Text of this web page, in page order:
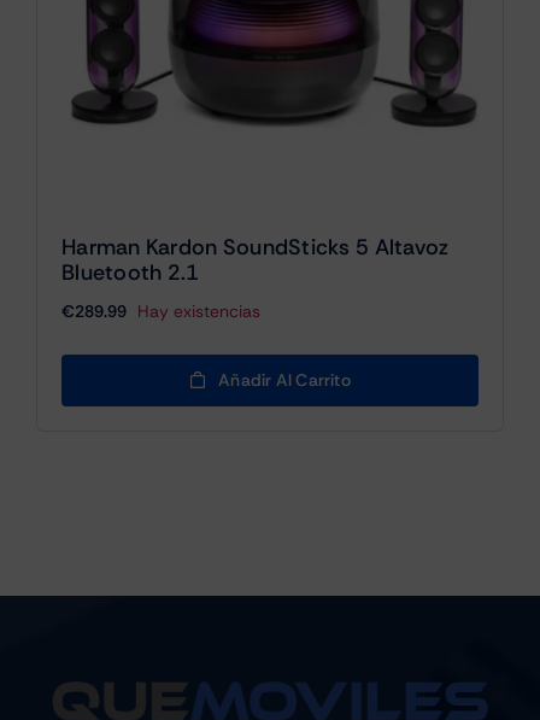
Harman Kardon SoundSticks 5 Altavoz
Bluetooth 2.1
€289.99 Hay existencias
Añadir Al Carrito